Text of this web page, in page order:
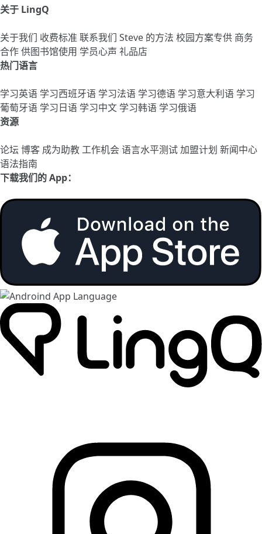
关于 LingQ
关于我们 收费标准 联系我们 Steve 的方法 校园方案专供 商务
合作供图书馆使用 学员心声 礼品店
热门语言
学习英语 学习西班牙语 学习法语 学习德语 学习意大利语 学习
葡萄牙语 学习日语 学习中文 学习韩语 学习俄语
资源
论坛 博客 成为助教工作机会语言水平测试加盟计划 新闻中心
语法指南
下载我们的 App：